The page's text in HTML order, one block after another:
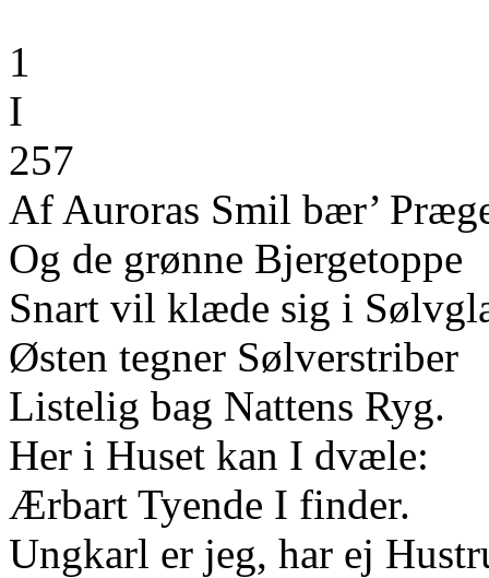
1
I
257
Af Auroras Smil bær’
Og de grønne Bjergetoppe
Snart vil klæde sig i
Østen tegner Sølverstriber
Listelig bag Nattens Ryg.
Her i Huset kan I dvæle:
Ærbart Tyende I finder.
Ungkarl er jeg, har ej